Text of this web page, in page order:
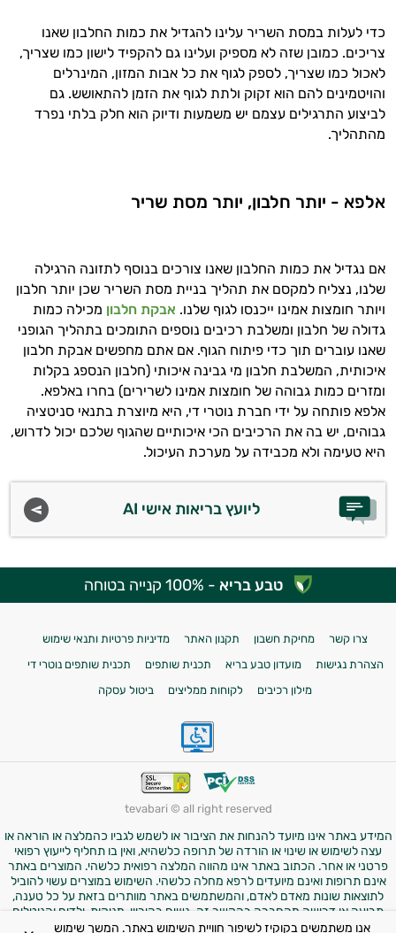
כדי לעלות במסת השריר עלינו להגדיל את כמות החלבון שאנו
צריכים. כמובן שזה לא מספיק ועלינו גם להקפיד לישון כמו שצריך,
לאכול כמו שצריך, לספק לגוף את כל אבות המזון, המינרלים
והויטמינים להם הוא זקוק ולתת לגוף את הזמן להתאושש. גם
לביצוע התרגילים עצמם יש משמעות ודיוק הוא חלק בלתי נפרד
מהתהליך.
אלפא - יותר חלבון, יותר מסת שריר
אם נגדיל את כמות החלבון שאנו צורכים בנוסף לתזונה הרגילה
שלנו, נצליח למקסם את תהליך בניית מסת השריר שכן יותר חלבון
ויותר חומצות אמינו ייכנסו לגוף שלנו. אבקת חלבון מכילה כמות
גדולה של חלבון ומשלבת רכיבים נוספים התומכים בתהליך הגופני
שאנו עוברים תוך כדי פיתוח הגוף. אם אתם מחפשים אבקת חלבון
איכותית, המשלבת חלבון מי גבינה איכותי (חלבון הנספג בקלות
ומזרים כמות גבוהה של חומצות אמינו לשרירים) בחרו באלפא.
אלפא פותחה על ידי חברת נוטרי די, היא מיוצרת בתנאי סניטציה
גבוהים, יש בה את הרכיבים הכי איכותיים שהגוף שלכם יכול לדרוש,
היא טעימה ולא מכבידה על מערכת העיכול.
ליועץ בריאות אישי AI
טבע בריא - 100% קנייה בטוחה
צרו קשר מחיקת חשבון תקנון האתר
מדיניות פרטיות ותנאי שימוש
הצהרת נגישות
מועדון טבע בריא תכנית שותפים
תכנית שותפים נוטרי די
מילון רכיבים
לקוחות ממליצים ביטול עסקה
tevabari © all right reserved
המידע באתר אינו מיועד להנחות את הציבור או לשמש לגביו כהמלצה או הוראה או
עצה לשימוש או שינוי או הורדה של תרופה כלשהיא, ואין בו תחליף לייעוץ רפואי
פרטני או אחר. הכתוב באתר אינו מהווה המלצה רפואית כלשהי. המוצרים באתר
אינם תרופות ואינם מיועדים לרפא מחלה כלשהי. השימוש במוצרים עשוי להוביל
לתוצאות שונות מאדם לאדם, והמשתמשים באתר מוותרים בזאת על כל טענה,
תביעה או דרישה מהחברה בהקשר זה. נשים בהיריון, מניקות, ילדים והנוטלים
תרופות מרשם – יש להיוועץ ברופא לפני השימוש במוצרים. התמונות באתר הן
אנו משתמשים בקוקיז לשיפור חוויית השימוש באתר. המשך שימוש